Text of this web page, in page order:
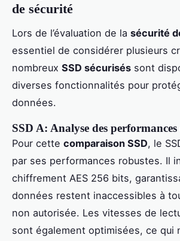
de sécurité
Lors de l’évaluation de la sécurité
essentiel de considérer plusieurs
nombreux SSD sécurisés sont
diverses fonctionnalités pour
données.
SSD A: Analyse des
Pour cette comparaison SSD, le
par ses performances robustes. Il
chiffrement AES 256 bits,
données restent inaccessibles à
non autorisée. Les vitesses de
sont également optimisées, ce qui